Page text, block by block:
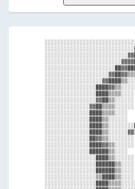
░░░░░░░░░░░░░░████▒▒░░░░░░